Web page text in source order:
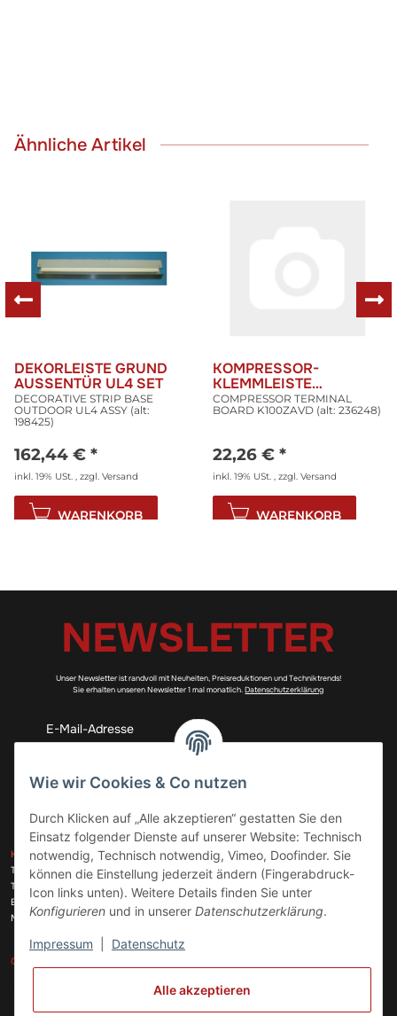
Ähnliche Artikel
DEKORLEISTE GRUND
AUSSENTÜR UL4 SET
DECORATIVE STRIP BASE
OUTDOOR UL4 ASSY (alt:
198425)
162,44 € *
inkl. 19% USt. , zzgl. Versand
WARENKORB
KOMPRESSOR-
KLEMMLEISTE
K100ZAVD (ALT: 236248)
COMPRESSOR TERMINAL
BOARD K100ZAVD (alt: 236248)
22,26 € *
inkl. 19% USt. , zzgl. Versand
WARENKORB
NEWSLETTER
Unser Newsletter ist randvoll mit Neuheiten, Preisreduktionen und Techniktrends!
Sie erhalten unseren Newsletter 1 mal monatlich.Datenschutzerklärung
Abonnieren
KONTAKT
Telefon:+49 (0)6074 816 08 0
Telefax:
+49 (0)6074 215 08 60
E-Mail:
info@meinhausgeraetedoc.de
Max Planck Str. 6 c, 63322 Rödermark
GESETZLICHE INFORMATIONEN
ZAHLUNGSARTEN
VERSANDARTEN
Wie wir Cookies & Co nutzen
Durch Klicken auf „Alle akzeptieren“ gestatten Sie den
Einsatz folgender Dienste auf unserer Website: Technisch
notwendig, Technisch notwendig, Vimeo, Doofinder. Sie
können die Einstellung jederzeit ändern (Fingerabdruck-
Icon links unten). Weitere Details finden Sie unter
Konfigurieren und in unserer Datenschutzerklärung.
Impressum Datenschutz
Alle akzeptieren